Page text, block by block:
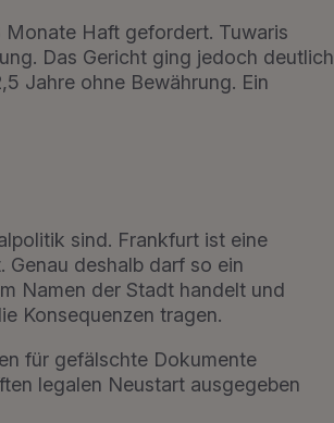
Monate Haft gefordert. Tuwaris
Das Gericht ging jedoch deutlich
Jahre ohne Bewährung. Ein
sind. Frankfurt ist eine
deshalb darf so ein
Namen der Stadt handelt und
Konsequenzen tragen.
für gefälschte Dokumente
legalen Neustart ausgegeben